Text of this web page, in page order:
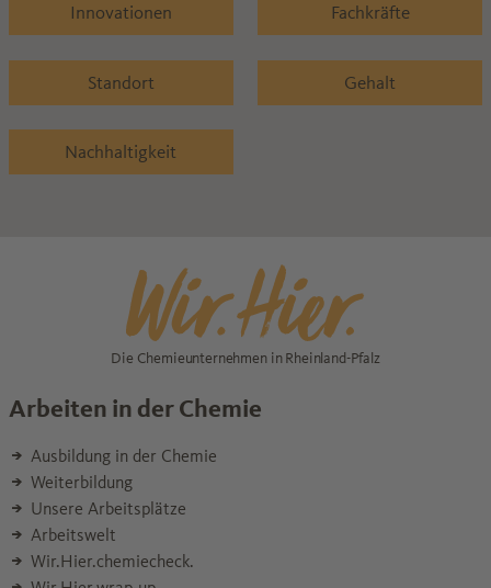
Innovationen Fachkräfte
Standort Gehalt
Nachhaltigkeit
Die Chemieunternehmen in Rheinland-Pfalz
Arbeiten in der Chemie
Ausbildung in der Chemie
Weiterbildung
Unsere Arbeitsplätze
Arbeitswelt
Wir.Hier.chemiecheck.